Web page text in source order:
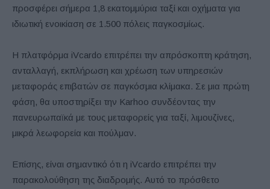
προσφέρει σήμερα 1,8 εκατομμύρια ταξί και οχήματα για
ιδιωτική ενοικίαση σε 1.500 πόλεις παγκοσμίως.
Η πλατφόρμα iVcardo επιτρέπει την απρόσκοπτη κράτηση,
ανταλλαγή, εκπλήρωση και χρέωση των υπηρεσιών
μεταφοράς επιβατών σε παγκόσμια κλίμακα. Σε μια πρώτη
φάση, θα υποστηρίξει την Karhoo συνδέοντας την
πανευρωπαϊκά με τους μεταφορείς για ταξί, λιμουζίνες,
μικρά λεωφορεία και πούλμαν.
Επίσης, είναι σημαντικό ότι η iVcardo επιτρέπει την
παρακολούθηση της διαδρομής. Αυτό το πρόσθετο